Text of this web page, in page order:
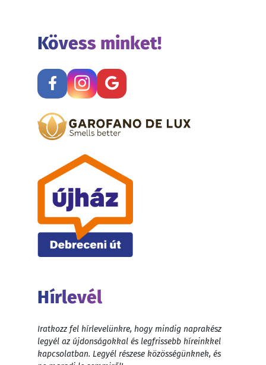
Kövess minket!
Hírlevél
Iratkozz fel hírlevelünkre, hogy mindig naprakész
legyél az újdonságokkal és legfrissebb híreinkkel
kapcsolatban. Legyél részese közösségünknek, és